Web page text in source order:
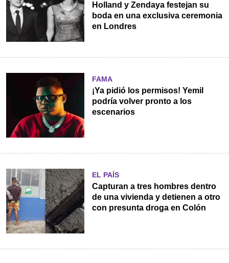
Holland y Zendaya festejan su
boda en una exclusiva ceremonia
en Londres
FAMA
¡Ya pidió los permisos! Yemil
podría volver pronto a los
escenarios
EL PAÍS
Capturan a tres hombres dentro
de una vivienda y detienen a otro
con presunta droga en Colón